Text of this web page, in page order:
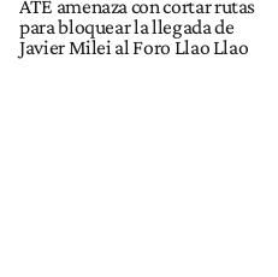
ATE amenaza con cortar rutas
para bloquear la llegada de
Javier Milei al Foro Llao Llao